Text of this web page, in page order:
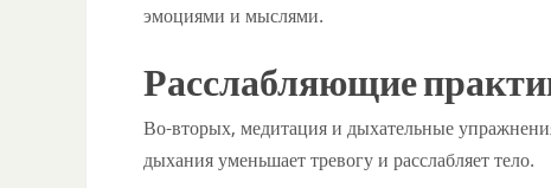
эмоциями и мыслями.
Расслабляющие
Во-вторых, медитация и дыхательные
дыхания уменьшает тревогу и расслабляет тело.